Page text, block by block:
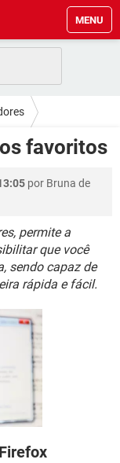
MENU
favoritos
por Bruna de
permite a
que você
sendo capaz de
rápida e fácil.